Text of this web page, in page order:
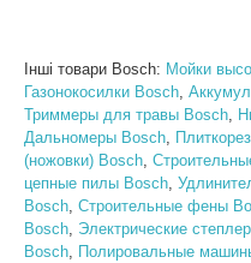
Інші товари Bosch: Мойки
Газонокосилки Bosch,
Триммеры для травы Bosch,
Дальномеры Bosch,
(ножовки) Bosch,
цепные пилы Bosch,
Bosch, Строительные фены
Bosch, Электрические
Bosch, Полировальные